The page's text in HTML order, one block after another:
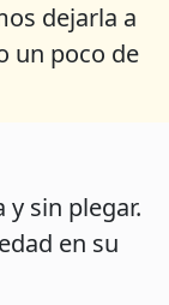
dejarla a
un poco de
sin plegar.
en su